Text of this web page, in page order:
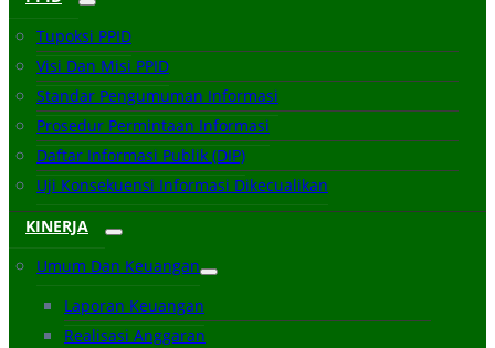
Tupoksi PPID
Visi Dan Misi PPID
Standar Pengumuman Informasi
Prosedur Permintaan Informasi
Daftar Informasi Publik (DIP)
Uji Konsekuensi Informasi Dikecualikan
KINERJA
Umum Dan Keuangan
Laporan Keuangan
Realisasi Anggaran